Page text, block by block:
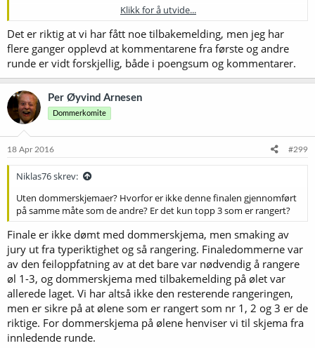
Det er selvsagt viktig å kunne dokumentere avgjørelsen, og å ha en
transparent dømming, men vi har ingen grunn til å tvile på at riktig
øl har vunnet gruppen.
Klikk for å utvide...
Det er riktig at vi har fått noe tilbakemelding, men jeg har
flere ganger opplevd at kommentarene fra første og andre
runde er vidt forskjellig, både i poengsum og kommentarer.
Per Øyvind Arnesen
Dommerkomite
18 Apr 2016 #299
Niklas76 skrev:
Uten dommerskjemaer? Hvorfor er ikke denne finalen gjennomført
på samme måte som de andre? Er det kun topp 3 som er rangert?
Finale er ikke dømt med dommerskjema, men smaking av
jury ut fra typeriktighet og så rangering. Finaledommerne var
av den feiloppfatning av at det bare var nødvendig å rangere
øl 1-3, og dommerskjema med tilbakemelding på ølet var
allerede laget. Vi har altså ikke den resterende rangeringen,
men er sikre på at ølene som er rangert som nr 1, 2 og 3 er de
riktige. For dommerskjema på ølene henviser vi til skjema fra
innledende runde.